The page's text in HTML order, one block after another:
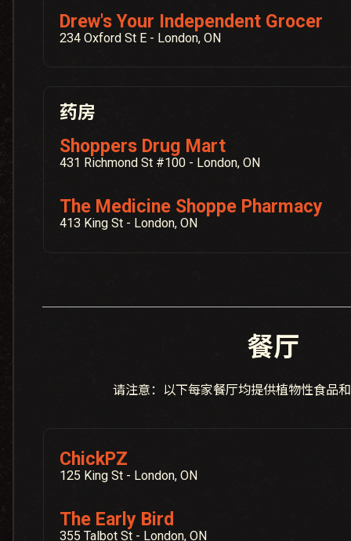
Drew's Your Independent Grocer
234 Oxford St E - London, ON
药房
Shoppers Drug Mart
431 Richmond St #100 - London, ON
The Medicine Shoppe Pharmacy
413 King St - London, ON
餐厅
请注意：以下每家餐厅均提供植物性食品
ChickPZ
125 King St - London, ON
The Early Bird
355 Talbot St - London, ON